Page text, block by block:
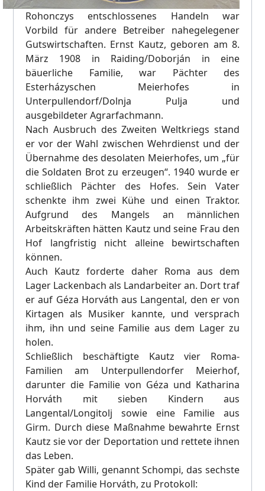
Rohonczys entschlossenes Handeln war
Vorbild für andere Betreiber nahegelegener
Gutswirtschaften. Ernst Kautz, geboren am 8.
März 1908 in Raiding/Doborján in eine
bäuerliche Familie, war Pächter des
Esterházyschen Meierhofes in
Unterpullendorf/Dolnja Pulja und
ausgebildeter Agrarfachmann.
Nach Ausbruch des Zweiten Weltkriegs stand
er vor der Wahl zwischen Wehrdienst und der
Übernahme des desolaten Meierhofes, um „für
die Soldaten Brot zu erzeugen“. 1940 wurde er
schließlich Pächter des Hofes. Sein Vater
schenkte ihm zwei Kühe und einen Traktor.
Aufgrund des Mangels an männlichen
Arbeitskräften hätten Kautz und seine Frau den
Hof langfristig nicht alleine bewirtschaften
können.
Auch Kautz forderte daher Roma aus dem
Lager Lackenbach als Landarbeiter an. Dort traf
er auf Géza Horváth aus Langental, den er von
Kirtagen als Musiker kannte, und versprach
ihm, ihn und seine Familie aus dem Lager zu
holen.
Schließlich beschäftigte Kautz vier Roma-
Familien am Unterpullendorfer Meierhof,
darunter die Familie von Géza und Katharina
Horváth mit sieben Kindern aus
Langental/Longitolj sowie eine Familie aus
Girm. Durch diese Maßnahme bewahrte Ernst
Kautz sie vor der Deportation und rettete ihnen
das Leben.
Später gab Willi, genannt Schompi, das sechste
Kind der Familie Horváth, zu Protokoll: